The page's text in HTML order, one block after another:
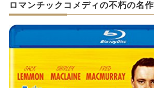
ロマンチックコメディの不朽の名作